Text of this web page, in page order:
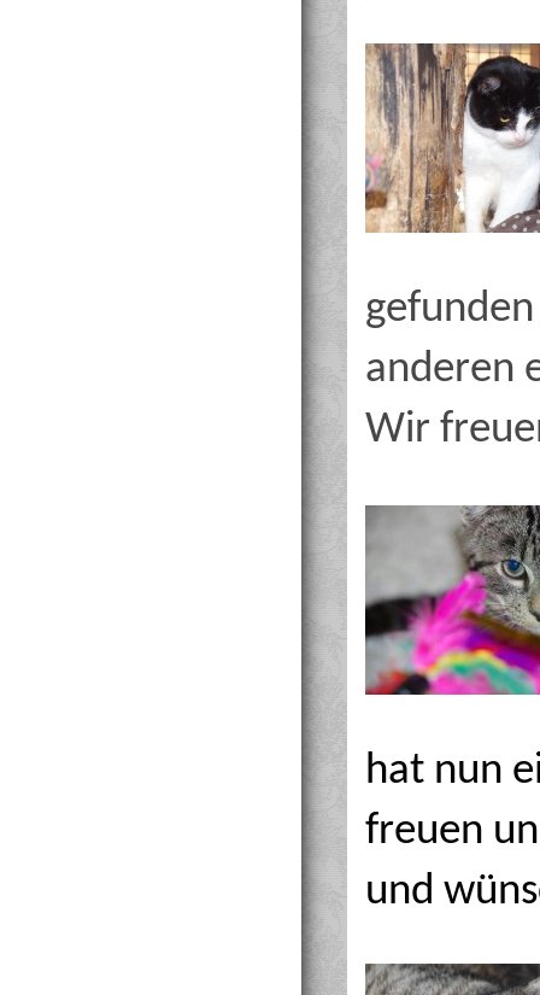
anderen
Wir
hat nun
freuen
und